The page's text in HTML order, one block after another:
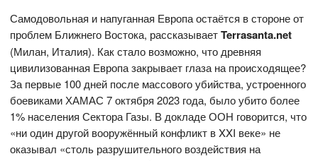
Самодовольная и напуганная Европа остаётся в стороне от
проблем Ближнего Востока, рассказываетTerrasanta.net
(Милан, Италия). Как стало возможно, что древняя
цивилизованная Европа закрывает глаза на происходящее?
За первые 100 дней после массового убийства, устроенного
боевиками ХАМАС 7 октября 2023 года, было убито более
1% населения Сектора Газы. В докладе ООН говорится, что
«ни один другой вооружённый конфликт в XXI веке» не
оказывал «столь разрушительного воздействия на